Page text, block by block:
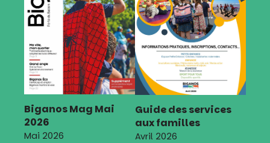
Biganos Mag Mai
2026
Mai 2026
Guide des services
aux familles
Avril 2026